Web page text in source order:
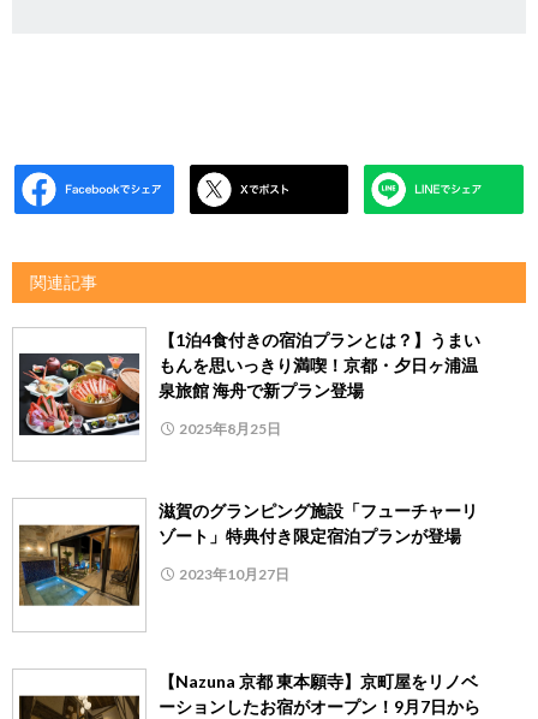
関連記事
【1泊4食付きの宿泊プランとは？】うまい
もんを思いっきり満喫！京都・夕日ヶ浦温
泉旅館 海舟で新プラン登場
2025年8月25日
滋賀のグランピング施設「フューチャーリ
ゾート」特典付き限定宿泊プランが登場
2023年10月27日
【Nazuna 京都 東本願寺】京町屋をリノベ
ーションしたお宿がオープン！9月7日から